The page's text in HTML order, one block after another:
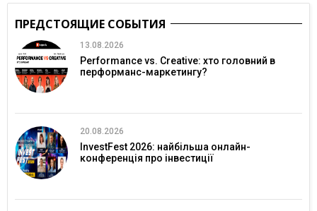
ПРЕДСТОЯЩИЕ СОБЫТИЯ
13.08.2026
Performance vs. Creative: хто головний в
перформанс-маркетингу?
20.08.2026
InvestFest 2026: найбільша онлайн-
конференція про інвестиції